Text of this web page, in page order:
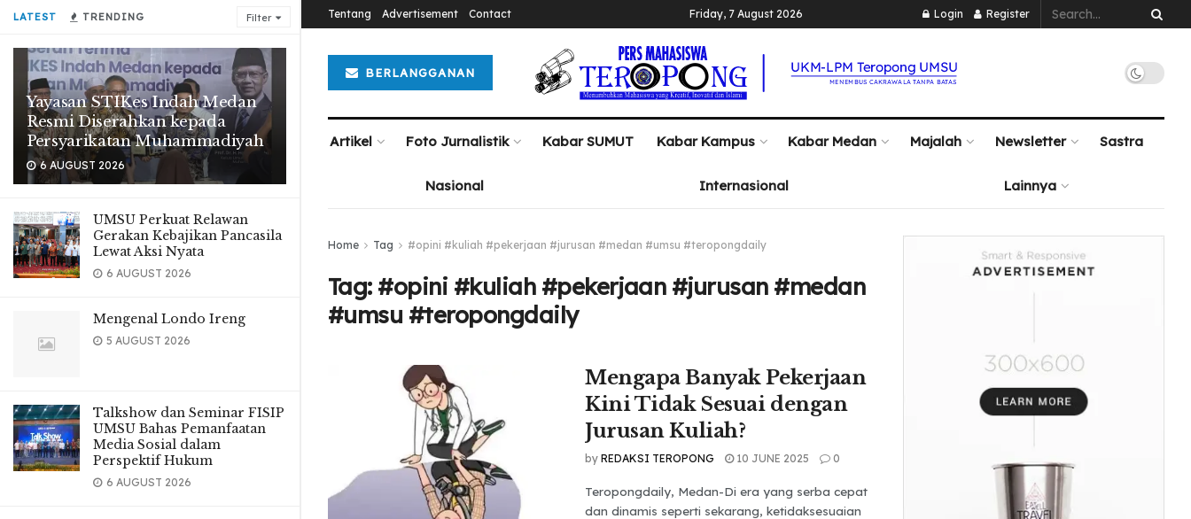
LATEST TRENDING Filter
Yayasan STIKes Indah Medan
Resmi Diserahkan kepada
Persyarikatan Muhammadiyah
6 AUGUST 2026
UMSU Perkuat Relawan
Gerakan Kebajikan Pancasila
Lewat Aksi Nyata
6 AUGUST 2026
Mengenal Londo Ireng
5 AUGUST 2026
Talkshow dan Seminar FISIP
UMSU Bahas Pemanfaatan
Media Sosial dalam
Perspektif Hukum
6 AUGUST 2026
Tentang Advertisement Contact Friday, 7 August 2026 Login Register
BERLANGGANAN
Artikel Foto Jurnalistik Kabar SUMUT Kabar Kampus Kabar Medan Majalah Newsletter Sastra
Nasional Internasional Lainnya
Home Tag #opini #kuliah #pekerjaan #jurusan #medan #umsu #teropongdaily
Tag: #opini #kuliah #pekerjaan #jurusan #medan
#umsu #teropongdaily
Mengapa Banyak Pekerjaan
Kini Tidak Sesuai dengan
Jurusan Kuliah?
by REDAKSI TEROPONG 10 JUNE 2025 0
Teropongdaily, Medan-Di era yang serba cepat
dan dinamis seperti sekarang, ketidaksesuaian